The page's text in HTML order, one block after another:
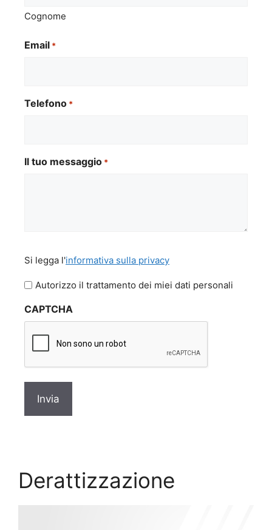
Cognome
Email *
Telefono *
Il tuo messaggio *
legga
l'informativa
privacy
Si legga l'informativa sulla privacy
Autorizzo il trattamento dei miei dati personali
CAPTCHA
Derattizzazione